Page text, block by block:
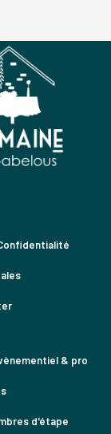
& pro
d'étape